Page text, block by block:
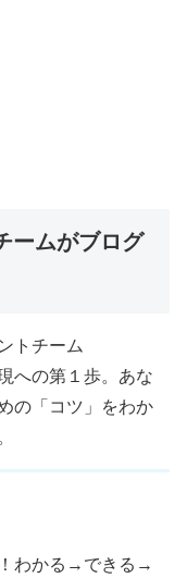
ームがブログ
トチーム
への第１歩。あな
の「コツ」をわか
わかる→できる→